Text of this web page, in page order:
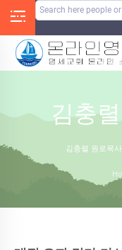
김충
김충렬 원로목